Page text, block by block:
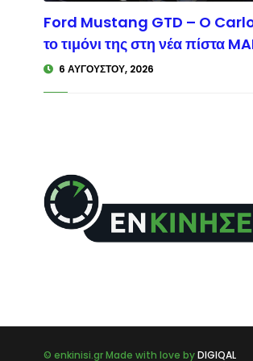
Ford Mustang GTD – O
το τιμόνι της στη νέα πίστα
6 ΑΥΓΟΎΣΤΟΥ, 2026
© enkinisi.gr Made with love byDIGIQAL